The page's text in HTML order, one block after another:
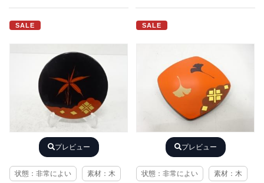
SALE
プレビュー
状態：非常によい 素材：木
SALE
プレビュー
状態：非常によい 素材：木